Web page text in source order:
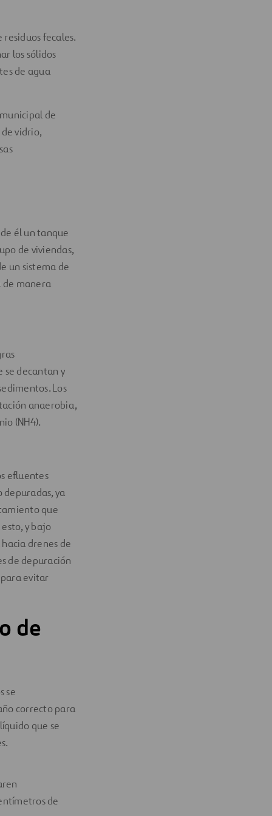
fecales.
los sólidos
de agua
de
vidrio,
él un tanque
de viviendas,
un sistema de
de manera
se decantan y
Los
anaerobia,
(NH4).
efluentes
depuradas, ya
que
y bajo
drenes de
de depuración
evitar
de
se
correcto para
que se
de